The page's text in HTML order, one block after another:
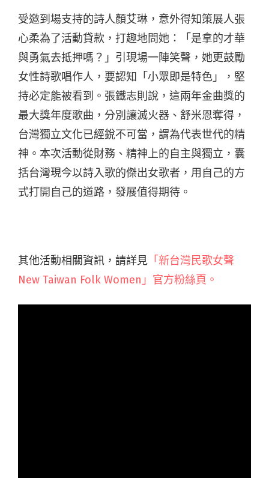
受邀到場支持的詩人顏艾琳，意外得知策展人張
心柔為了活動貸款，打趣地問她：「是拿的才華
與勇氣去抵押嗎？」引現場一陣笑聲，她更鼓勵
女性詩歌唱作人，要認知「小眾即是特色」，堅
持必定能被看到。張鐵志則說，這兩年金曲獎的
最大獎年度歌曲，分別讓滅火器、舒米恩奪得，
台灣獨立文化已經銳不可當，謂為代表世代的精
神。本次活動從財務、精神上的自主與獨立，囊
括台灣現今以詩入歌的傑出女歌者，用自己的方
式打開自己的道路，發展值得期待。
其他活動相關資訊，請詳見 「新台灣民歌女聲
New Taiwan Folk Women」官方粉絲頁。